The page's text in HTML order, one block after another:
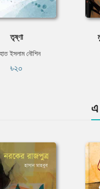
তৃষ্ণা
ইসলাম নৌশিন
৳২০